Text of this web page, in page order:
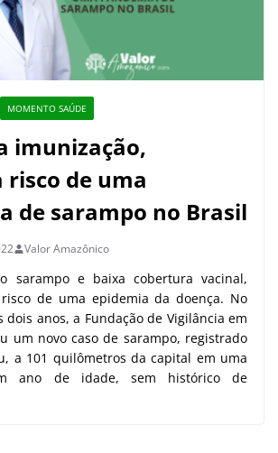
MOMENTO SAÚDE
imunização,
de uma
de sarampo no Brasil
Valor Amazônico
sarampo e baixa cobertura vacinal,
de uma epidemia da doença. No
dois anos, a Fundação de Vigilância em
um novo caso de sarampo, registrado
a 101 quilômetros da capital em uma
ano de idade, sem histórico de